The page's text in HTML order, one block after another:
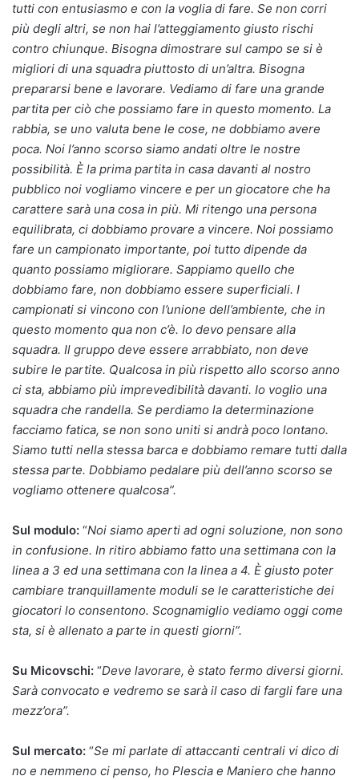
tutti con entusiasmo e con la voglia di fare. Se non corri
più degli altri, se non hai l’atteggiamento giusto rischi
contro chiunque. Bisogna dimostrare sul campo se si è
migliori di una squadra piuttosto di un’altra. Bisogna
prepararsi bene e lavorare. Vediamo di fare una grande
partita per ciò che possiamo fare in questo momento. La
rabbia, se uno valuta bene le cose, ne dobbiamo avere
poca. Noi l’anno scorso siamo andati oltre le nostre
possibilità. È la prima partita in casa davanti al nostro
pubblico noi vogliamo vincere e per un giocatore che ha
carattere sarà una cosa in più. Mi ritengo una persona
equilibrata, ci dobbiamo provare a vincere. Noi possiamo
fare un campionato importante, poi tutto dipende da
quanto possiamo migliorare. Sappiamo quello che
dobbiamo fare, non dobbiamo essere superficiali. I
campionati si vincono con l’unione dell’ambiente, che in
questo momento qua non c’è. Io devo pensare alla
squadra. Il gruppo deve essere arrabbiato, non deve
subire le partite. Qualcosa in più rispetto allo scorso anno
ci sta, abbiamo più imprevedibilità davanti. Io voglio una
squadra che randella. Se perdiamo la determinazione
facciamo fatica, se non sono uniti si andrà poco lontano.
Siamo tutti nella stessa barca e dobbiamo remare tutti dalla
stessa parte. Dobbiamo pedalare più dell’anno scorso se
vogliamo ottenere qualcosa”.
Sul modulo: “Noi siamo aperti ad ogni soluzione, non sono
in confusione. In ritiro abbiamo fatto una settimana con la
linea a 3 ed una settimana con la linea a 4. È giusto poter
cambiare tranquillamente moduli se le caratteristiche dei
giocatori lo consentono. Scognamiglio vediamo oggi come
sta, si è allenato a parte in questi giorni”.
Su Micovschi: “Deve lavorare, è stato fermo diversi giorni.
Sarà convocato e vedremo se sarà il caso di fargli fare una
mezz’ora”.
Sul mercato: “Se mi parlate di attaccanti centrali vi dico di
no e nemmeno ci penso, ho Plescia e Maniero che hanno